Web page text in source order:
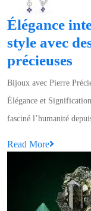
Élégance
style avec
précieuses
:
Bijoux avec Pierre
Élégance et
fasciné l’humanité
Read More